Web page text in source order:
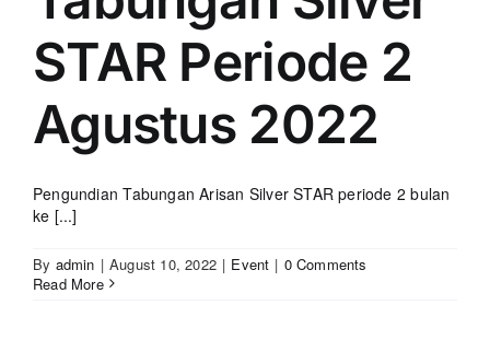
STAR Periode 2
Agustus 2022
Pengundian Tabungan Arisan Silver STAR periode 2 bulan
ke [...]
By admin | August 10, 2022 | Event | 0 Comments
Read More